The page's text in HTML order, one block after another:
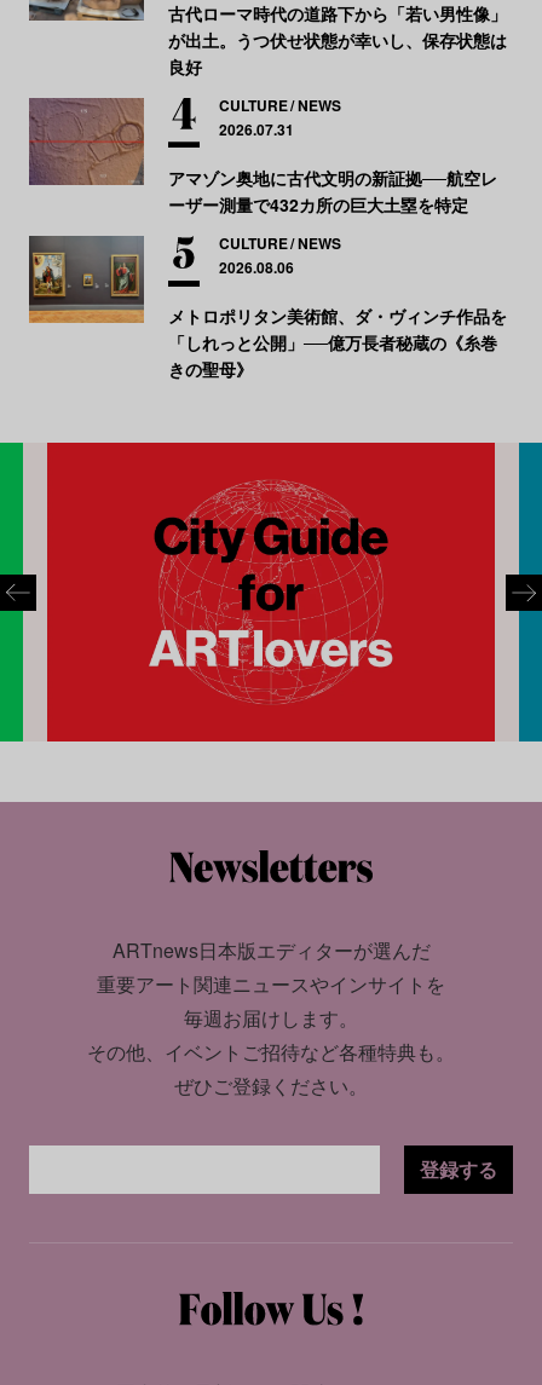
古代ローマ時代の道路下から「若い男性像」
が出土。うつ伏せ状態が幸いし、保存状態は
良好
CULTURE NEWS
2026.07.31
アマゾン奥地に古代文明の新証拠──航空レ
ーザー測量で432カ所の巨大土塁を特定
CULTURE NEWS
2026.08.06
メトロポリタン美術館、ダ・ヴィンチ作品を
「しれっと公開」──億万長者秘蔵の《糸巻
きの聖母》
ARTnews日本版エディターが選んだ
重要アート関連ニュースやインサイトを
毎週お届けします。
その他、イベントご招待など各種特典も。
ぜひご登録ください。
登録する